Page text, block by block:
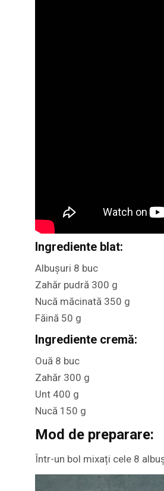
Ingrediente blat:
Albușuri 8 buc
Zahăr pudră 300 g
Nucă măcinată 350 g
Făină 50 g
Ingrediente cremă:
Ouă 8 buc
Zahăr 300 g
Unt 400 g
Nucă 150 g
Mod de preparare:
Într-un bol mixați cele 8